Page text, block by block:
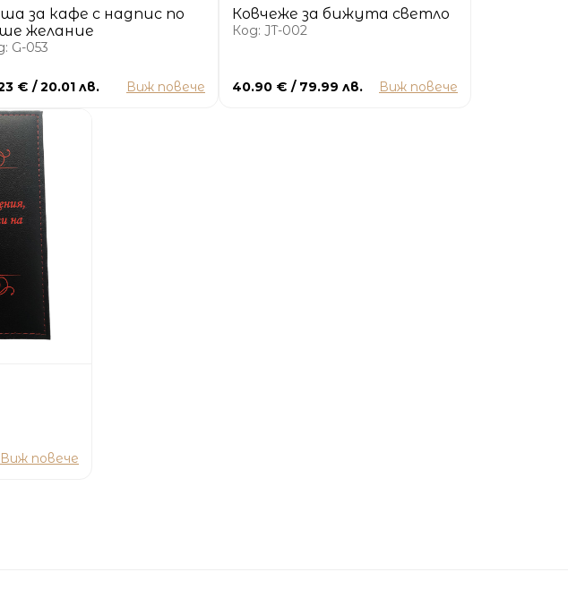
за кафе с надпис по
желание
G-053
€ / 20.01 лв. Виж повече
Ковчеже за бижута светло
Код: JT-002
40.90 € / 79.99 лв. Виж повече
Виж повече